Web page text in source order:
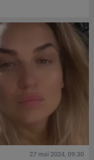
27 mai 2024, 09:30